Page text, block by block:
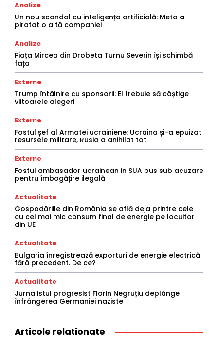
Analize
Un nou scandal cu inteligența artificială: Meta a
piratat o altă companiei
Analize
Piața Mircea din Drobeta Turnu Severin își schimbă
fața
Externe
Trump întâlnire cu sponsorii: El trebuie să câștige
viitoarele alegeri
Externe
Fostul șef al Armatei ucrainiene: Ucraina și-a epuizat
resursele militare, Rusia a anihilat tot
Externe
Fostul ambasador ucrainean in SUA pus sub acuzare
pentru îmbogățire ilegală
Actualitate
Gospodăriile din România se află deja printre cele
cu cel mai mic consum final de energie pe locuitor
din UE
Actualitate
Bulgaria înregistrează exporturi de energie electrică
fără precedent. De ce?
Actualitate
Jurnalistul progresist Florin Negruțiu deplânge
înfrângerea Germaniei naziste
Articole relationate